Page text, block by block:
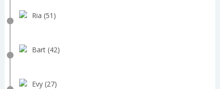
Ria (51)
Bart (42)
Evy (27)